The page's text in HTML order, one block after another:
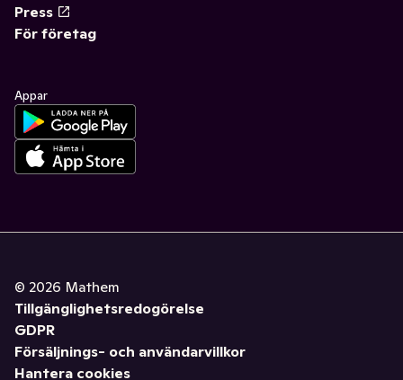
Press
För företag
Appar
© 2026 Mathem
Tillgänglighetsredogörelse
GDPR
Försäljnings- och användarvillkor
Hantera cookies